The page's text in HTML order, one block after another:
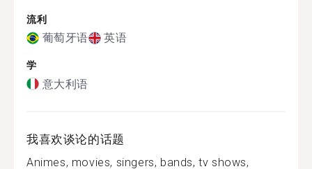
流利
葡萄牙语 英语
学
意大利语
我喜欢谈论的话题
Animes, movies, singers, bands, tv shows,